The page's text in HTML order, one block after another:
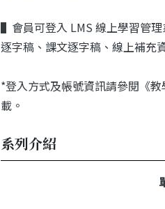
▌會員可登入 LMS 線上學習管
逐字稿、課文逐字稿、線上補充
*登入方式及帳號資訊請參閱《
載。
系列介紹